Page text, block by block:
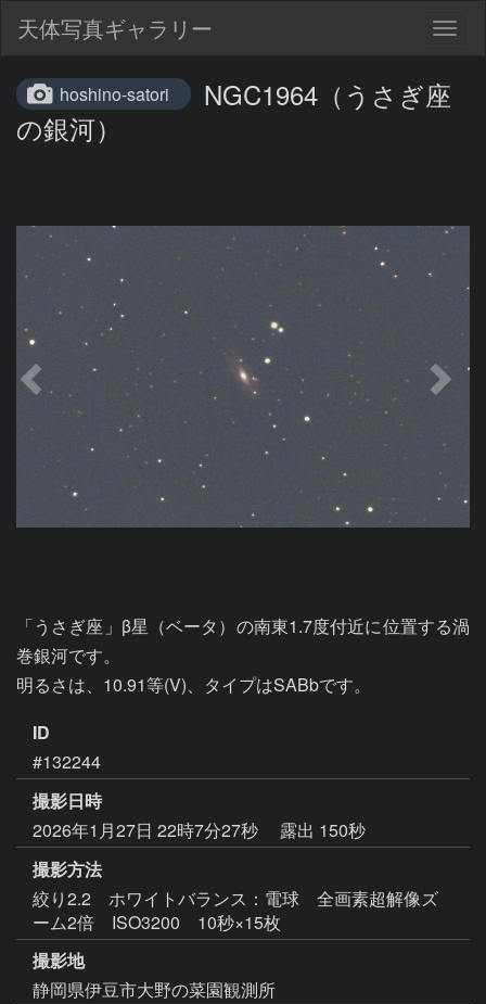
天体写真ギャラリー
hoshino-satori
NGC1964（うさぎ座
の銀河）
「うさぎ座」β星（ベータ）の南東1.7度付近に位置する渦
巻銀河です。
ID
#132244
撮影日時
2026年1月27日 22時7分27秒
露出 150秒
撮影方法
絞り2.2 ホワイトバランス：電球 全画素超解像ズ
ーム2倍 ISO3200 10秒×15枚
撮影地
静岡県伊豆市大野の菜園観測所